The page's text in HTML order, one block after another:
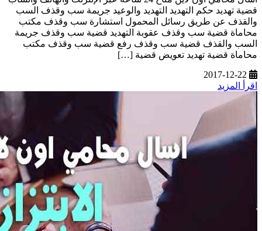
قضية تهديد حكم التهديد التهديد والوعيد جريمة سب وقذف السب
والقذف عن طريق رسائل المحمول استشارة سب وقذف مكتب
محاماة قضية سب وقذف عقوبة التهديد قضية سب وقذف جريمة
السب والقذف قضية سب وقذف رفع قضية سب وقذف مكتب
محاماة قضية تهديد تعويض قضية […]
2017-12-22
اقرأ المزيد